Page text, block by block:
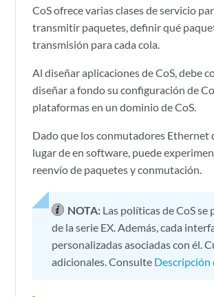
CoS ofrece varias clases de servicio
transmitir paquetes, definir qué
transmisión para cada cola.
Al diseñar aplicaciones de CoS, debe
diseñar a fondo su configuración de
plataformas en un dominio de CoS.
Dado que los conmutadores Ethernet
lugar de en software, puede
reenvío de paquetes y conmutación.
NOTA: Las políticas de CoS
de la serie EX. Además, cada
personalizadas asociadas con él.
adicionales. Consulte Descripción